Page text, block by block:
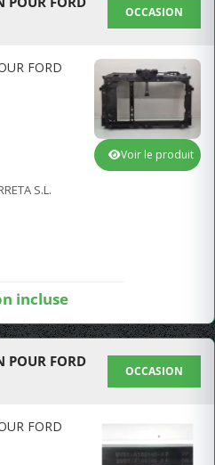
OCCASION
FORD
S.L.
incluse
Voir le produit
POUR FORD
OCCASION
FORD